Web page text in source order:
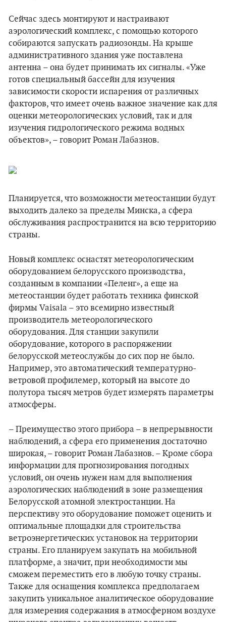
Сейчас здесь монтируют и настраивают
аэрологический комплекс, с помощью которого
собираются запускать радиозонды. На крыше
административного здания уже поставлена
антенна – она будет принимать их сигналы. «Уже
готов специальный бассейн для изучения
зависимости скорости испарения от различных
факторов, что имеет очень важное значение как для
оценки метеорологических условий, так и для
изучения гидрологического режима водных
объектов», – говорит Роман Лабазнов.
Планируется, что возможности метеостанции будут
выходить далеко за пределы Минска, а сфера
обслуживания распространится на всю территорию
страны.
Новый комплекс оснастят метеорологическим
оборудованием белорусского производства,
созданным в компании «Пеленг», а еще на
метеостанции будет работать техника финской
фирмы Vaisala – это всемирно известный
производитель метеорологического
оборудования. Для станции закупили
оборудование, которого в распоряжении
белорусской метеослужбы до сих пор не было.
Например, это автоматический температурно-
ветровой профилемер, который на высоте до
полутора тысяч метров будет измерять параметры
атмосферы.
– Преимущество этого прибора – в непрерывности
наблюдений, а сфера его применения достаточно
широкая, – говорит Роман Лабазнов. – Кроме сбора
информации для прогнозирования погодных
условий, он очень нужен нам для выполнения
аэрологических наблюдений в зоне размещения
Белорусской атомной электростанции. На
перспективу это оборудование поможет оценить и
оптимальные площадки для строительства
ветроэнергетических установок на территории
страны. Его планируем закупать на мобильной
платформе, а значит, при необходимости мы
сможем переместить его в любую точку страны.
Также для оснащения комплекса предполагаем
закупить уникальное аналитическое оборудование
для измерения содержания в атмосферном воздухе